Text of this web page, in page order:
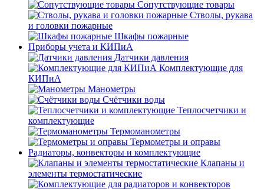
Сопутствующие товары
Стволы, рукава
и головки пожарные
Шкафы пожарные
Приборы учета и КИПиА
Датчики давления
Комплектующие для
КИПиА
Манометры
Счётчики воды
Теплосчетчики и
комплектующие
Термоманометры
Термометры и оправы
Радиаторы, конвекторы и комплектующие
Клапаны и
элементы термостатические